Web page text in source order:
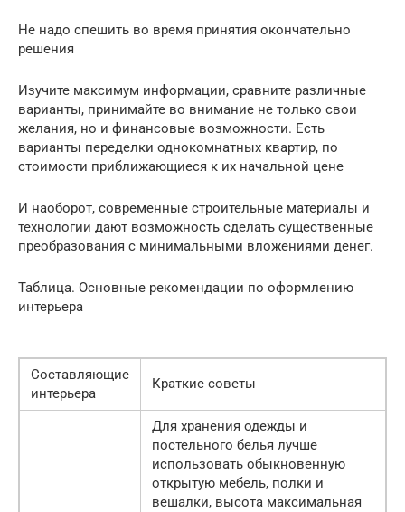
Не надо спешить во время принятия окончательно
решения
Изучите максимум информации, сравните различные
варианты, принимайте во внимание не только свои
желания, но и финансовые возможности. Есть
варианты переделки однокомнатных квартир, по
стоимости приближающиеся к их начальной цене
И наоборот, современные строительные материалы и
технологии дают возможность сделать существенные
преобразования с минимальными вложениями денег.
Таблица. Основные рекомендации по оформлению
интерьера
Составляющие
интерьера
Краткие советы
Для хранения одежды и
постельного белья лучше
использовать обыкновенную
открытую мебель, полки и
вешалки, высота максимальная